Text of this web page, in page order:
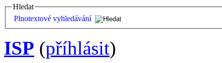
Hledat
Plnotextové vyhledávání
ISP (příhlásit)